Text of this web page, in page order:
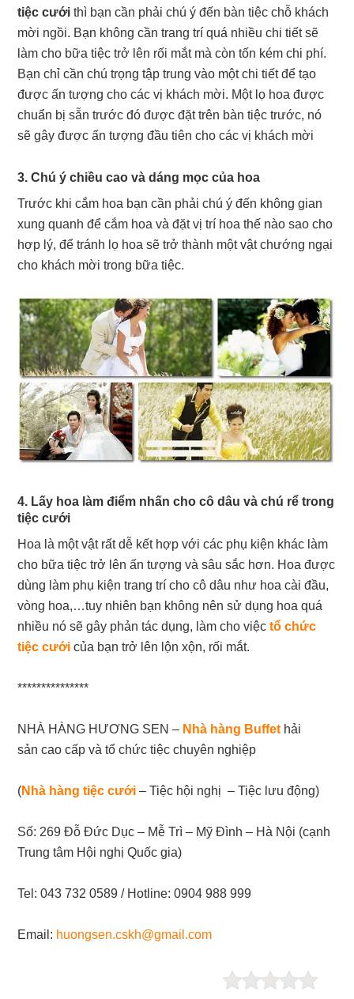
tiệc cưới thì bạn cần phải chú ý đến bàn tiệc chỗ khách
mời ngồi. Bạn không cần trang trí quá nhiều chi tiết sẽ
làm cho bữa tiệc trở lên rối mắt mà còn tốn kém chi phí.
Bạn chỉ cần chú trọng tập trung vào một chi tiết để tạo
được ấn tượng cho các vị khách mời. Một lọ hoa được
chuẩn bị sẵn trước đó được đặt trên bàn tiệc trước, nó
sẽ gây được ấn tượng đầu tiên cho các vị khách mời
3. Chú ý chiều cao và dáng mọc của hoa
Trước khi cắm hoa bạn cần phải chú ý đến không gian
xung quanh để cắm hoa và đặt vị trí hoa thế nào sao cho
hợp lý, để tránh lọ hoa sẽ trở thành một vật chướng ngại
cho khách mời trong bữa tiệc.
4. Lấy hoa làm điểm nhấn cho cô dâu và chú rể trong
tiệc cưới
Hoa là một vật rất dễ kết hợp với các phụ kiện khác làm
cho bữa tiệc trở lên ấn tượng và sâu sắc hơn. Hoa được
dùng làm phụ kiện trang trí cho cô dâu như hoa cài đầu,
vòng hoa,…tuy nhiên bạn không nên sử dụng hoa quá
nhiều nó sẽ gây phản tác dụng, làm cho việctổ chức
tiệc cưới của bạn trở lên lộn xộn, rối mắt.
***************
NHÀ HÀNG HƯƠNG SEN – Nhà hàng Buffet hải
sản cao cấp và tổ chức tiệc chuyên nghiệp
(Nhà hàng tiệc cưới – Tiệc hội nghị – Tiệc lưu động)
Số: 269 Đỗ Đức Dục – Mễ Trì – Mỹ Đình – Hà Nội (cạnh
Trung tâm Hội nghị Quốc gia)
Tel: 043 732 0589 / Hotline: 0904 988 999
Email: huongsen.cskh@gmail.com